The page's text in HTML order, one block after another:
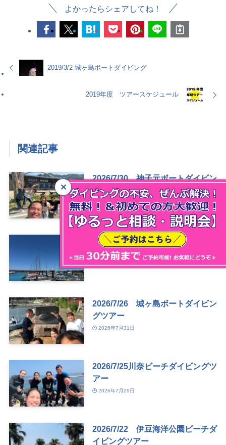
よかったらシェアしてね！
2019/3/2 城ヶ島ボートダイビング
2019年度 ツアースケジュール
関連記事
2026/7/30 神子元ボートダイビン
グツアー
2026年8月7日
2026/7/8~12 沖縄・伊江島改め
沖縄本島ダイビングツアー
2026年8月1日
2026/7/26 城ヶ島ボートダイビン
グツアー
2026年7月31日
2026/7/25川奈ビーチダイビングツ
アー
2026年7月29日
2026/7/22 伊豆海洋公園ビーチダ
イビングツアー